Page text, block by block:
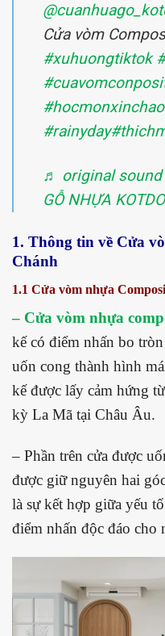
Cửa vòm
#xuhuongtiktok
#hocmonxinchao
#rainyday
♬ original sound
GỖ NHỰA
1. Thông tin về Cửa
Chánh
1.1 Cửa vòm nhựa
– Cửa vòm nhựa
kế có điểm nhấn bo
uốn cong thành hình
kế được lấy cảm hứng
kỳ La Mã tại Châu Âu.
– Phần trên cửa được
được giữ nguyên hai
là sự kết hợp giữa yếu
điểm nhấn độc đáo cho